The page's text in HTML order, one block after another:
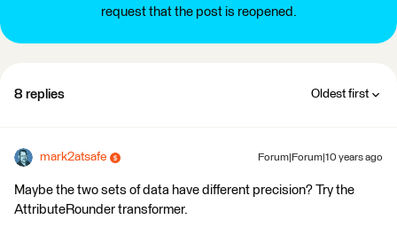
request that the post is reopened.
8 replies Oldest first
mark2atsafe Forum|Forum|10 years ago
Maybe the two sets of data have different precision? Try the
AttributeRounder transformer.